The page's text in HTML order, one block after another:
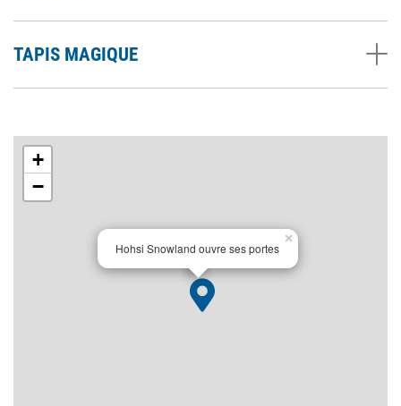
TAPIS MAGIQUE
Hohsi Snowland ouvre ses portes
×
+
−